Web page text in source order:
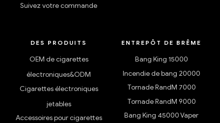
Suivez votre commande
DES PRODUITS
OEM de cigarettes
électroniques&ODM
Cigarettes électroniques
jetables
Accessoires pour cigarettes
ENTREPÔT DE BRÊME
Bang King 15000
Incendie de bang 20000
Tornade RandM 7000
Tornade RandM 9000
Bang King 45000 Vaper